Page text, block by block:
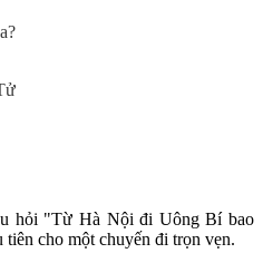
hỏi "Từ Hà Nội đi Uông Bí bao
cho một chuyến đi trọn vẹn.